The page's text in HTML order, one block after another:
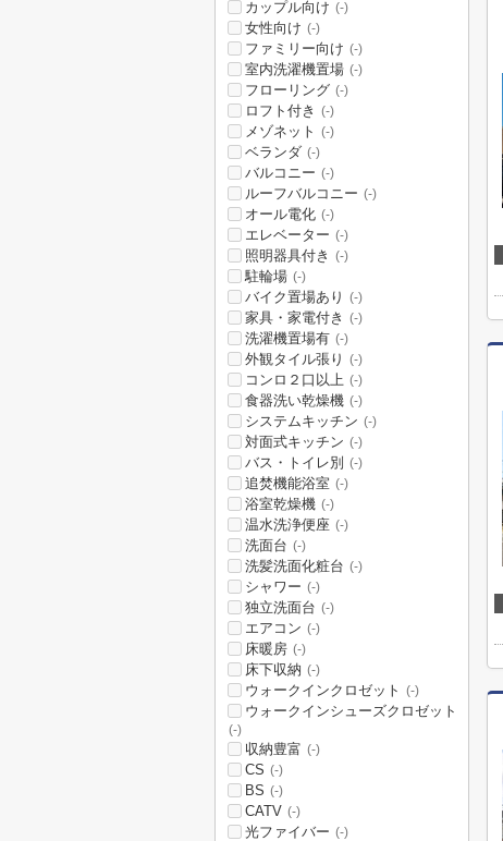
カップル向け (-)
女性向け (-)
ファミリー向け (-)
室内洗濯機置場 (-)
フローリング (-)
ロフト付き (-)
メゾネット (-)
ベランダ (-)
バルコニー (-)
ルーフバルコニー (-)
オール電化 (-)
エレベーター (-)
照明器具付き (-)
駐輪場 (-)
バイク置場あり (-)
家具・家電付き (-)
洗濯機置場有 (-)
外観タイル張り (-)
コンロ２口以上 (-)
食器洗い乾燥機 (-)
システムキッチン (-)
対面式キッチン (-)
バス・トイレ別 (-)
追焚機能浴室 (-)
浴室乾燥機 (-)
温水洗浄便座 (-)
洗面台 (-)
洗髪洗面化粧台 (-)
シャワー (-)
独立洗面台 (-)
エアコン (-)
床暖房 (-)
床下収納 (-)
ウォークインクロゼット (-)
ウォークインシューズクロゼット
(-)
収納豊富 (-)
CS (-)
BS (-)
CATV (-)
光ファイバー (-)